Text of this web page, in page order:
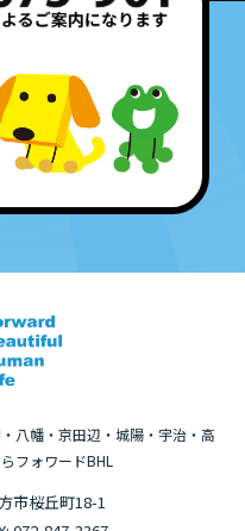
八幡・京田辺・城陽・宇治・高
フォワードBHL
市桜丘町18-1